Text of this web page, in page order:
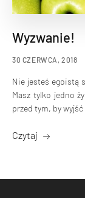
Wyzwanie!
30 CZERWCA, 2018
Nie jesteś egoistą
Masz tylko jedno
przed tym, by
Czytaj